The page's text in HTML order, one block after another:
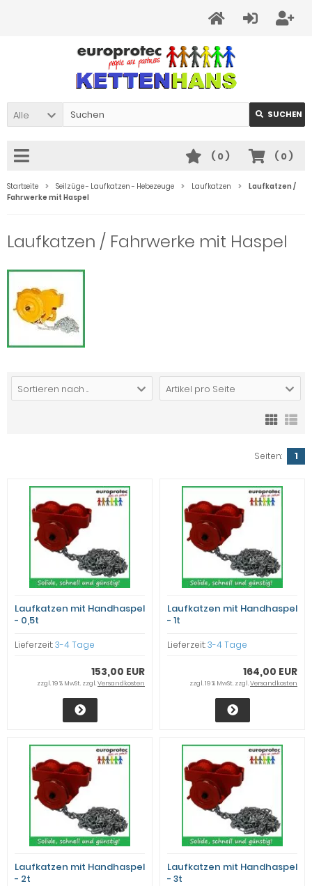
Alle SUCHEN
( 0)
( 0)
Startseite Seilzüge - Laufkatzen - Hebezeuge Laufkatzen
Laufkatzen /
Fahrwerke mit Haspel
Laufkatzen / Fahrwerke mit Haspel
Sortieren nach ... Artikel pro Seite
Seiten: 1
Laufkatzen mit Handhaspel
- 0,5t
Lieferzeit:3-4 Tage
153,00 EUR
zzgl. 19 % MwSt. zzgl.Versandkosten
Laufkatzen mit Handhaspel
- 1t
Lieferzeit:3-4 Tage
164,00 EUR
zzgl. 19 % MwSt. zzgl.Versandkosten
Laufkatzen mit Handhaspel
- 2t
Laufkatzen mit Handhaspel
- 3t